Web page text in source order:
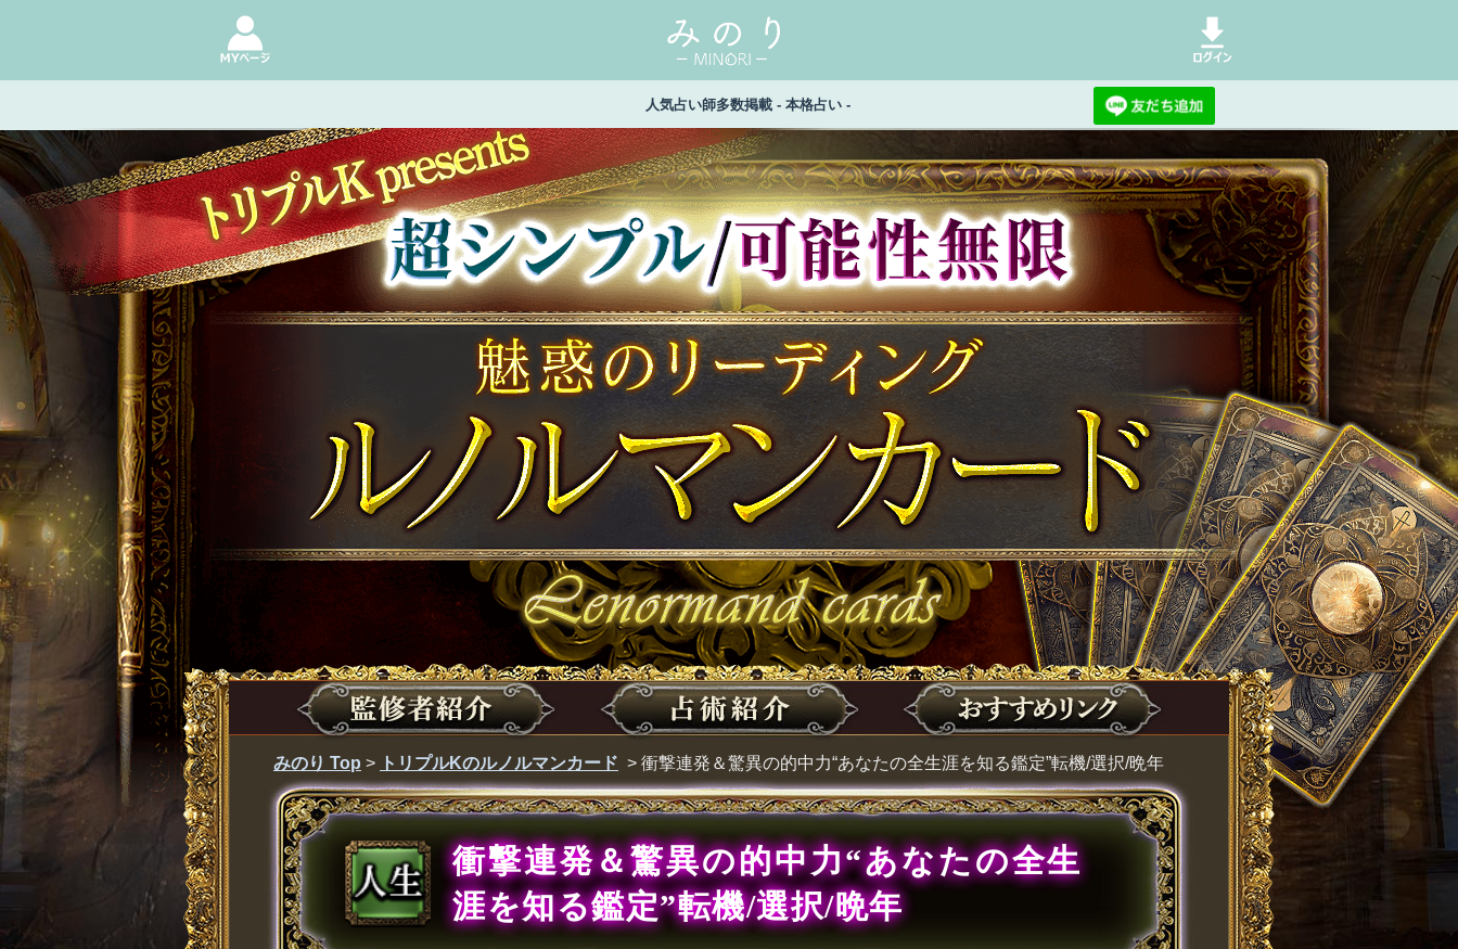
人気占い師多数掲載 - 本格占い -
みのり Top > トリプルKのルノルマンカード > 衝撃連発＆驚異の的中力“あなたの全生涯を知る鑑定”転機/選択/晩年
衝撃連発＆驚異の的中力“あなたの全生
涯を知る鑑定”転機/選択/晩年